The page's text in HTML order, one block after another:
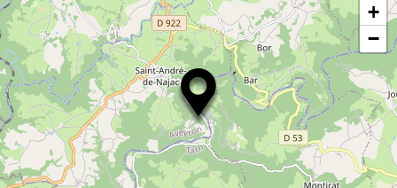
+
−